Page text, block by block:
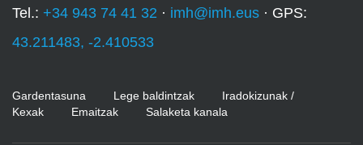
Tel.: +34 943 74 41 32 · imh@imh.eus · GPS:
43.211483, -2.410533
Gardentasuna Lege baldintzak
Iradokizunak /
Kexak
Emaitzak Salaketa kanala